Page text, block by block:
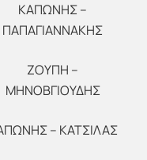
ΚΑΠΩΝΗΣ –
ΠΑΠΑΓΙΑΝΝΑΚΗΣ
ΖΟΥΠΗ –
ΜΗΝΟΒΓΙΟΥΔΗΣ
– ΚΑΤΣΙΛΑΣ